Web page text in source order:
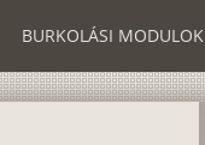
BURKOLÁSI MODULOK